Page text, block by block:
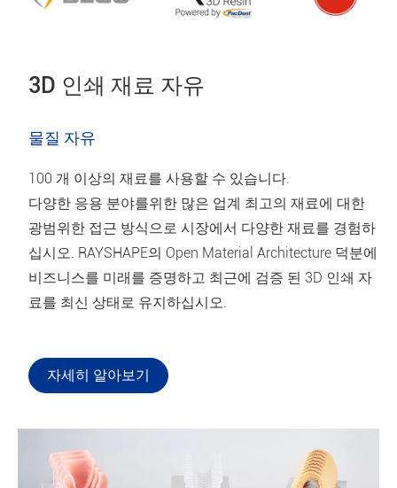
3D 인쇄 재료 자유
물질 자유
100 개 이상의 재료를 사용할 수 있습니다.
다양한 응용 분야를위한 많은 업계 최고의 재료에 대한
광범위한 접근 방식으로 시장에서 다양한 재료를 경험하
십시오. RAYSHAPE의 Open Material Architecture 덕분에
비즈니스를 미래를 증명하고 최근에 검증 된 3D 인쇄 자
료를 최신 상태로 유지하십시오.
자세히 알아보기